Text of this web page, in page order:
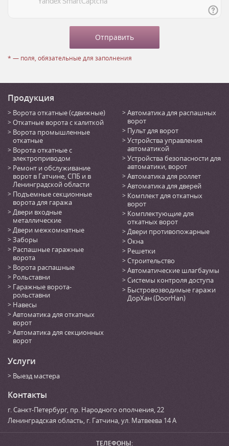
* — поля, обязательные для заполнения
Продукция
Ворота откатные (сдвижные)
Откатные ворота с калиткой
Ворота промышленные
откатные
Ворота откатные с
электроприводом
Ремонт и обслуживание
ворот в Гатчине, СПБ и в
Ленинградской области
Подъемные секционные
ворота для гаража
Двери входные
металлические
Двери межкомнатные
Заборы
Распашные гаражные
ворота
Ворота распашные
Рольставни
Гаражные ворота-
рольставни
Навесы
Автоматика для откатных
ворот
Автоматика для секционных
ворот
Автоматика для распашных
ворот
Пульт для ворот
Устройства управления
автоматикой
Устройства безопасности для
автоматики, ворот
Автоматика для роллет
Автоматика для дверей
Комплект для откатных
ворот
Комплектующие для
откатных ворот
Двери противопожарные
Окна
Решетки
Строительство
Автоматические шлагбаумы
Системы контроля доступа
Быстровозводимые гаражи
ДорХан (DoorHan)
Услуги
Выезд мастера
Контакты
г. Санкт-Петербург, пр. Народного ополчения, 22
Ленинградская область, г. Гатчина,ул. Матвеева 14 А
ТЕЛЕФОНЫ: